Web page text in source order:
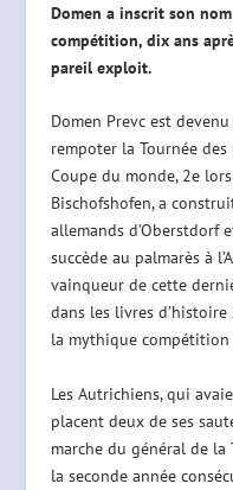
Domen a inscrit son
compétition, dix ans
pareil exploit.
Domen Prevc est
rempoter la Tournée
Coupe du monde, 2e
Bischofshofen, a
allemands d’Oberstdorf
succède au palmarès à
vainqueur de cette
dans les livres
la mythique compétition
Les Autrichiens, qui
placent deux de ses
marche du général de la
la seconde année